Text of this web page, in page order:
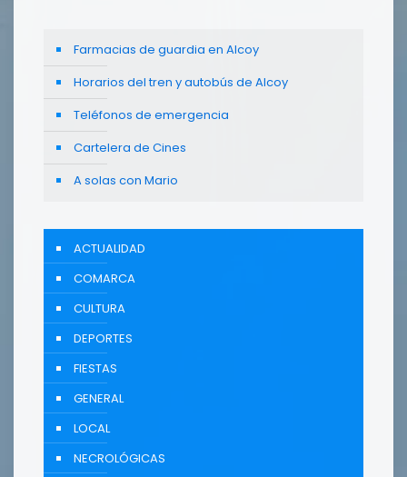
Farmacias de guardia en Alcoy
Horarios del tren y autobús de Alcoy
Teléfonos de emergencia
Cartelera de Cines
A solas con Mario
ACTUALIDAD
COMARCA
CULTURA
DEPORTES
FIESTAS
GENERAL
LOCAL
NECROLÓGICAS